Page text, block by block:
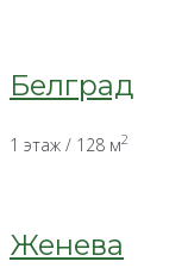
Белград
1 этаж / 128 м2
Женева